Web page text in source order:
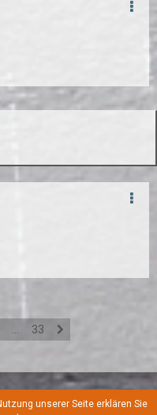
33
unserer Seite erklären Sie